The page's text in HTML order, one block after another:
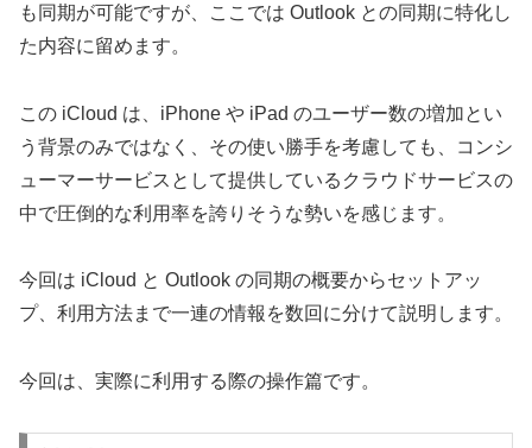
も同期が可能ですが、ここでは Outlook との同期に特化し
た内容に留めます。
この iCloud は、iPhone や iPad のユーザー数の増加とい
う背景のみではなく、その使い勝手を考慮しても、コンシ
ューマーサービスとして提供しているクラウドサービスの
中で圧倒的な利用率を誇りそうな勢いを感じます。
今回は iCloud と Outlook の同期の概要からセットアッ
プ、利用方法まで一連の情報を数回に分けて説明します。
今回は、実際に利用する際の操作篇です。